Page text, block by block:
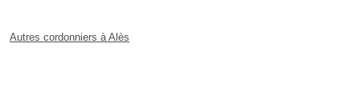
Autres cordonniers à Alès